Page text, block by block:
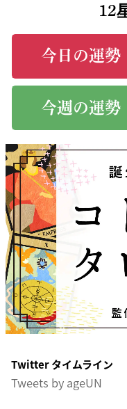
12
今日の運勢
今週の運勢
Twitter タイムライン
Tweets by ageUN